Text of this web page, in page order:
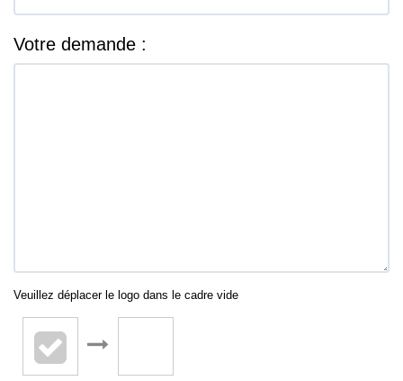
Votre demande :
Veuillez déplacer le logo dans le cadre vide